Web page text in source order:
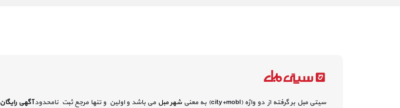
سیتی مبل بر گرفته از دو واژه (city+mobl) به معنی شهر مبل می باشد و اولین و تنها مرجع ثبت نامحدودآگهی رایگان